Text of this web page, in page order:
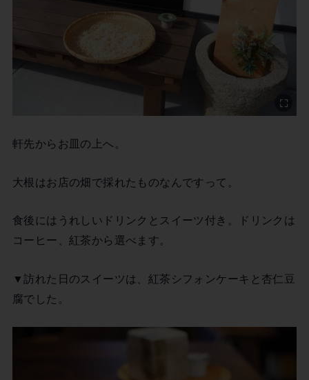
軒先からお皿の上へ。
大根はお店の畑で採れたものなんですって。
食後にはうれしいドリンクとスイーツ付き。ドリンクは
コーヒー、紅茶から選べます。
▼訪れた日のスイーツは、紅茶シフォンケーキと杏仁豆
腐でした。